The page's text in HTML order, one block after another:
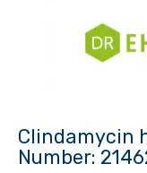
Clindamycin
Number: